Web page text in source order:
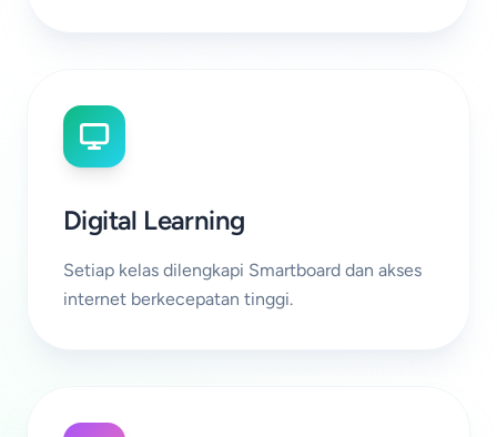
Digital Learning
Setiap kelas dilengkapi Smartboard dan akses
internet berkecepatan tinggi.